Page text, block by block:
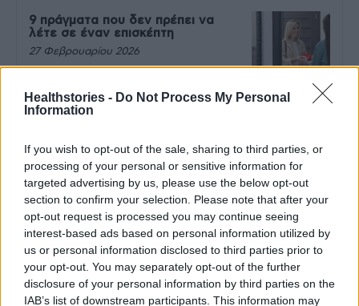
Healthstories - Do Not Process My Personal
Information
If you wish to opt-out of the sale, sharing to third parties, or
processing of your personal or sensitive information for
targeted advertising by us, please use the below opt-out
section to confirm your selection. Please note that after your
opt-out request is processed you may continue seeing
interest-based ads based on personal information utilized by
us or personal information disclosed to third parties prior to
your opt-out. You may separately opt-out of the further
disclosure of your personal information by third parties on the
IAB’s list of downstream participants. This information may
9 πράγματα που δεν πρέπει να
λέτε σε έναν επισκέπτη
27 Φεβρουαρίου 2026
την υποστήριξη της Be-Live
27 Φεβρουαρίου 2026
Μεταπροπονητική πείνα: Ο λόγος
που θέλεις να καταβροχθίσεις τα
πάντα μετά την άσκηση
27 Φεβρουαρίου 2026